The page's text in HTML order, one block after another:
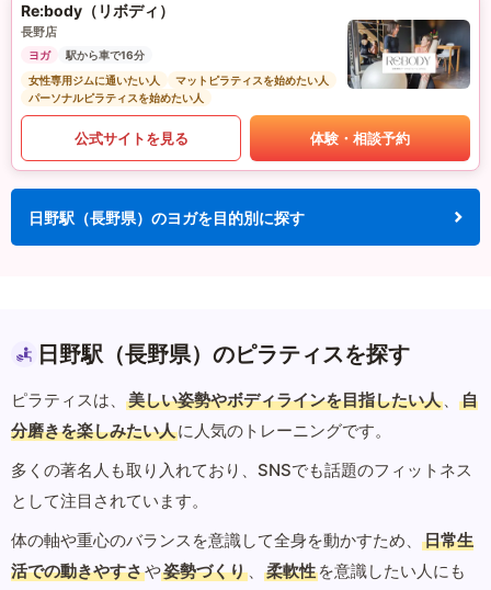
Re:body（リボディ）
長野店
ヨガ
駅から車で16分
女性専用ジムに通いたい人
マットピラティスを始めたい人
パーソナルピラティスを始めたい人
公式サイトを見る 体験・相談予約
日野駅（長野県）のヨガを目的別に探す
日野駅（長野県）のピラティスを探す
ピラティスは、 美しい姿勢やボディラインを目指したい人 、
自
分磨きを楽しみたい人に人気のトレーニングです。
多くの著名人も取り入れており、SNSでも話題のフィットネス
として注目されています。
体の軸や重心のバランスを意識して全身を動かすため、
日常生
活での動きやすさや姿勢づくり 、 柔軟性 を意識したい人にも